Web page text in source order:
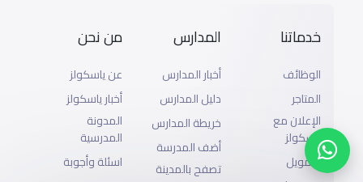
خدماتنا
الوظائف
المتاجر
الإعلان مع
ياسكولز
التمويل
المدارس
أخبار المدارس
دليل المدارس
خريطة المدارس
أضف المدرسة
تصفح بالمدينة
من نحن
عن ياسكولز
أخبار ياسكولز
المدونة
المدرسية
اسئلة وأجوبة